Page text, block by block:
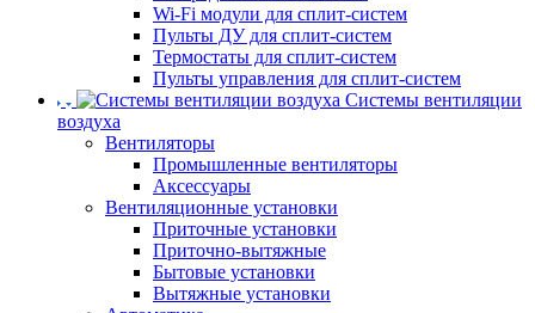
Wi-Fi модули для сплит-систем
Пульты ДУ для сплит-систем
Термостаты для сплит-систем
Пульты управления для сплит-систем
Системы вентиляции
воздуха
Вентиляторы
Промышленные вентиляторы
Аксессуары
Вентиляционные установки
Приточные установки
Приточно-вытяжные
Бытовые установки
Вытяжные установки